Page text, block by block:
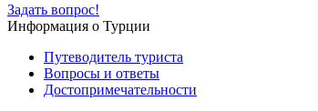
Задать вопрос!
Информация о Турции
Путеводитель туриста
Вопросы и ответы
Достопримечательности